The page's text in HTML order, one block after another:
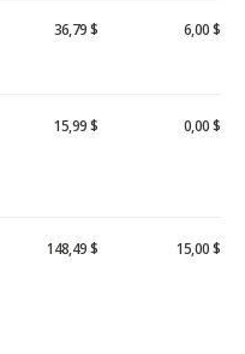
36,79 $ 6,00 $
15,99 $ 0,00 $
148,49 $ 15,00 $